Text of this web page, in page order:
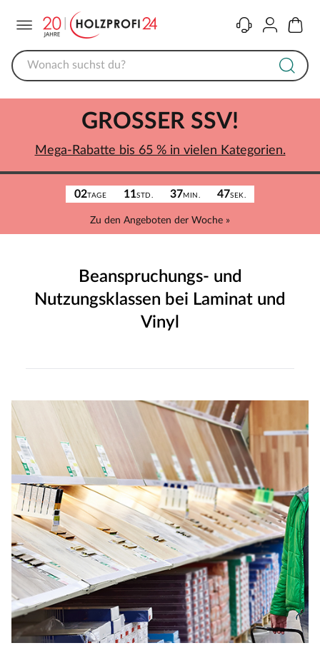
KontaktKonto
02TAGE 11STD. 37MIN. 47SEK.
Zu den Angeboten der Woche »
GROSSER SSV!
Mega-Rabatte bis 65 % in vielen Kategorien.
Beanspruchungs- und
Nutzungsklassen bei Laminat und
Vinyl